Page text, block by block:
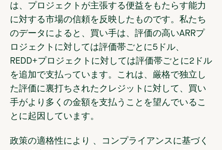
は、プロジェクトが主張する便益をもたらす能力
に対する市場の信頼を反映したものです。私たち
のデータによると、買い手は、評価の高いARRプ
ロジェクトに対しては評価帯ごとに5ドル、
REDD+プロジェクトに対しては評価帯ごとに2ドル
を追加で支払っています。これは、厳格で独立し
た評価に裏打ちされたクレジットに対して、買い
手がより多くの金額を支払うことを望んでいるこ
とに起因しています。
政策の適格性により
、コンプライアンスに基づく